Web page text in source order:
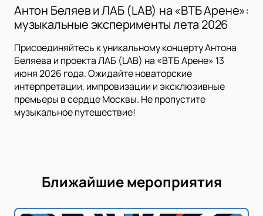
Антон Беляев и ЛАБ (LAB) на «ВТБ Арене»:
музыкальные эксперименты лета 2026
Присоединяйтесь к уникальному концерту Антона
Беляева и проекта ЛАБ (LAB) на «ВТБ Арене» 13
июня 2026 года. Ожидайте новаторские
интерпретации, импровизации и эксклюзивные
премьеры в сердце Москвы. Не пропустите
музыкальное путешествие!
Ближайшие мероприятия